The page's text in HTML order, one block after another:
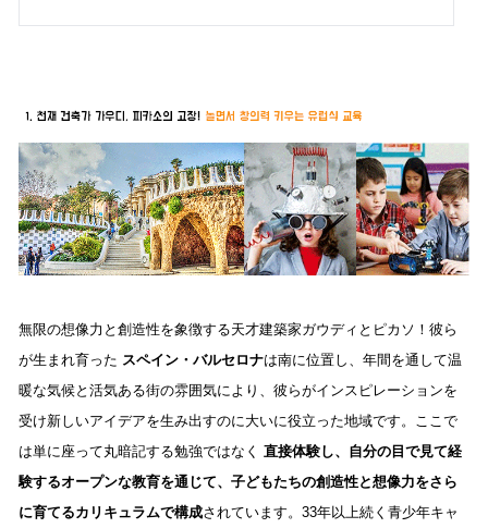
無限の想像力と創造性を象徴する天才建築家ガウディとピカソ！彼ら
が生まれ育った スペイン・バルセロナは南に位置し、年間を通して温
暖な気候と活気ある街の雰囲気により、彼らがインスピレーションを
受け新しいアイデアを生み出すのに大いに役立った地域です。ここで
は単に座って丸暗記する勉強ではなく 直接体験し、自分の目で見て経
験するオープンな教育を通じて、子どもたちの創造性と想像力をさら
に育てるカリキュラムで構成されています。33年以上続く青少年キャ